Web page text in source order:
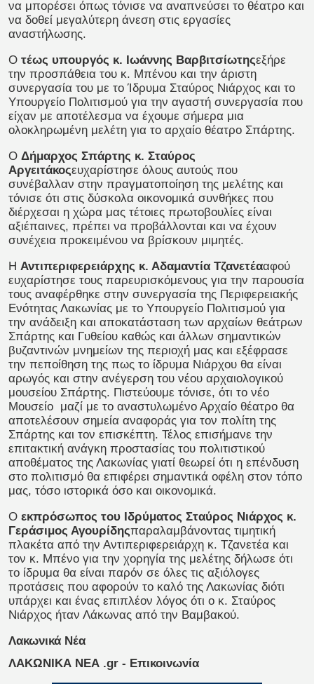
να μπορέσει όπως τόνισε να αναπνεύσει το θέατρο και
να δοθεί μεγαλύτερη άνεση στις εργασίες
αναστήλωσης.
Ο τέως υπουργός κ. Ιωάννης Βαρβιτσίωτηςεξήρε
την προσπάθεια του κ. Μπένου και την άριστη
συνεργασία του με το Ίδρυμα Σταύρος Νιάρχος και το
Υπουργείο Πολιτισμού για την αγαστή συνεργασία που
είχαν με αποτέλεσμα να έχουμε σήμερα μια
ολοκληρωμένη μελέτη για το αρχαίο θέατρο Σπάρτης.
Ο Δήμαρχος Σπάρτης κ. Σταύρος
Αργειτάκοςευχαρίστησε όλους αυτούς που
συνέβαλλαν στην πραγματοποίηση της μελέτης και
τόνισε ότι στις δύσκολα οικονομικά συνθήκες που
διέρχεσαι η χώρα μας τέτοιες πρωτοβουλίες είναι
αξιέπαινες, πρέπει να προβάλλονται και να έχουν
συνέχεια προκειμένου να βρίσκουν μιμητές.
Η Αντιπεριφερειάρχης κ. Αδαμαντία Τζανετέααφού
ευχαρίστησε τους παρευρισκόμενους για την παρουσία
τους αναφέρθηκε στην συνεργασία της Περιφερειακής
Ενότητας Λακωνίας με το Υπουργείο Πολιτισμού για
την ανάδειξη και αποκατάσταση των αρχαίων θεάτρων
Σπάρτης και Γυθείου καθώς και άλλων σημαντικών
βυζαντινών μνημείων της περιοχή μας και εξέφρασε
την πεποίθηση της πως το ίδρυμα Νιάρχου θα είναι
αρωγός και στην ανέγερση του νέου αρχαιολογικού
μουσείου Σπάρτης. Πιστεύουμε τόνισε, ότι το νέο
Μουσείο μαζί με το αναστυλωμένο Αρχαίο θέατρο θα
αποτελέσουν σημεία αναφοράς για τον πολίτη της
Σπάρτης και τον επισκέπτη. Τέλος επισήμανε την
επιτακτική ανάγκη προστασίας του πολιτιστικού
αποθέματος της Λακωνίας γιατί θεωρεί ότι η επένδυση
στο πολιτισμό θα επιφέρει σημαντικά οφέλη στον τόπο
μας, τόσο ιστορικά όσο και οικονομικά.
Ο εκπρόσωπος του Ιδρύματος Σταύρος Νιάρχος κ.
Γεράσιμος Αγουρίδηςπαραλαμβάνοντας τιμητική
πλακέτα από την Αντιπεριφερειάρχη κ. Τζανετέα και
τον κ. Μπένο για την χορηγία της μελέτης δήλωσε ότι
το ίδρυμα θα είναι παρόν σε όλες τις αξιόλογες
προτάσεις που αφορούν το καλό της Λακωνίας διότι
υπάρχει και ένας επιπλέον λόγος ότι ο κ. Σταύρος
Νιάρχος ήταν Λάκωνας από την Βαμβακού.
Λακωνικά Νέα
ΛΑΚΩΝΙΚΑ ΝΕΑ .gr - Επικοινωνία